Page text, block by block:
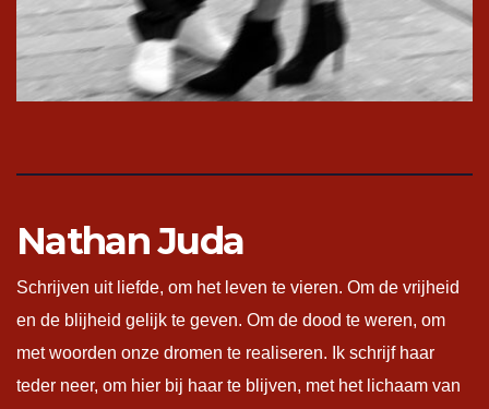
Nathan Juda
Schrijven uit liefde, om het leven te vieren. Om de vrijheid
en de blijheid gelijk te geven. Om de dood te weren, om
met woorden onze dromen te realiseren. Ik schrijf haar
teder neer, om hier bij haar te blijven, met het lichaam van